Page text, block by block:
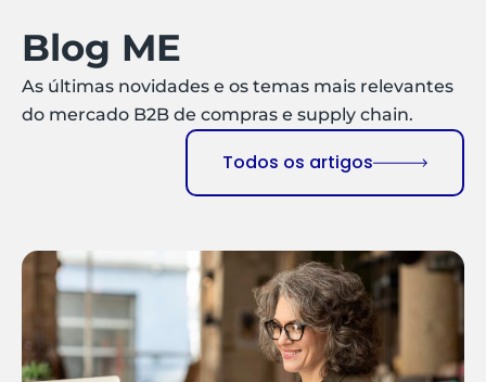
Blog ME
As últimas novidades e os temas mais relevantes
do mercado B2B de compras e supply chain.
Todos os artigos